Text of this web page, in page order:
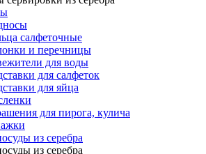
салфеточные
и перечницы
для воды
для салфеток
для яйца
для пирога, кулича
из серебра
из серебра